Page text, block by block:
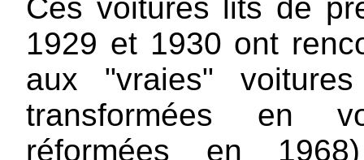
Ces voitures lits de
1929 et 1930 ont
aux "vraies"
transformées en
réformées en